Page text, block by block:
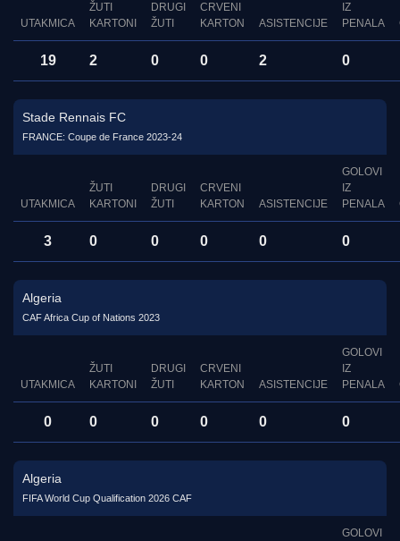
UTAKMICA
ŽUTI
KARTONI
DRUGI
ŽUTI
CRVENI
KARTON
ASISTENCIJE
IZ
PENALA
19 2 0 0 2 0
Stade Rennais FC
FRANCE: Coupe de France 2023-24
UTAKMICA
ŽUTI
KARTONI
DRUGI
ŽUTI
CRVENI
KARTON
ASISTENCIJE
GOLOVI
IZ
PENALA
3 0 0 0 0 0
Algeria
CAF Africa Cup of Nations 2023
UTAKMICA
ŽUTI
KARTONI
DRUGI
ŽUTI
CRVENI
KARTON
ASISTENCIJE
GOLOVI
IZ
PENALA
0 0 0 0 0 0
Algeria
FIFA World Cup Qualification 2026 CAF
GOLOVI